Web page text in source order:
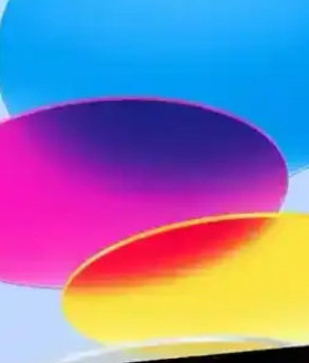
yüksek dayanıklılık ve kolay
Ekranlı Güçlü ve Çok Yönlü
ve uzun pil ömrü ile çok yönlü
Esnek Ekran Koruyucu
koruyucu, yüksek dayanıklılık ve net
İncelemesi ve
dayanıklılık ve şeffaflık sağlar,
Öncelikli Yaklaşım